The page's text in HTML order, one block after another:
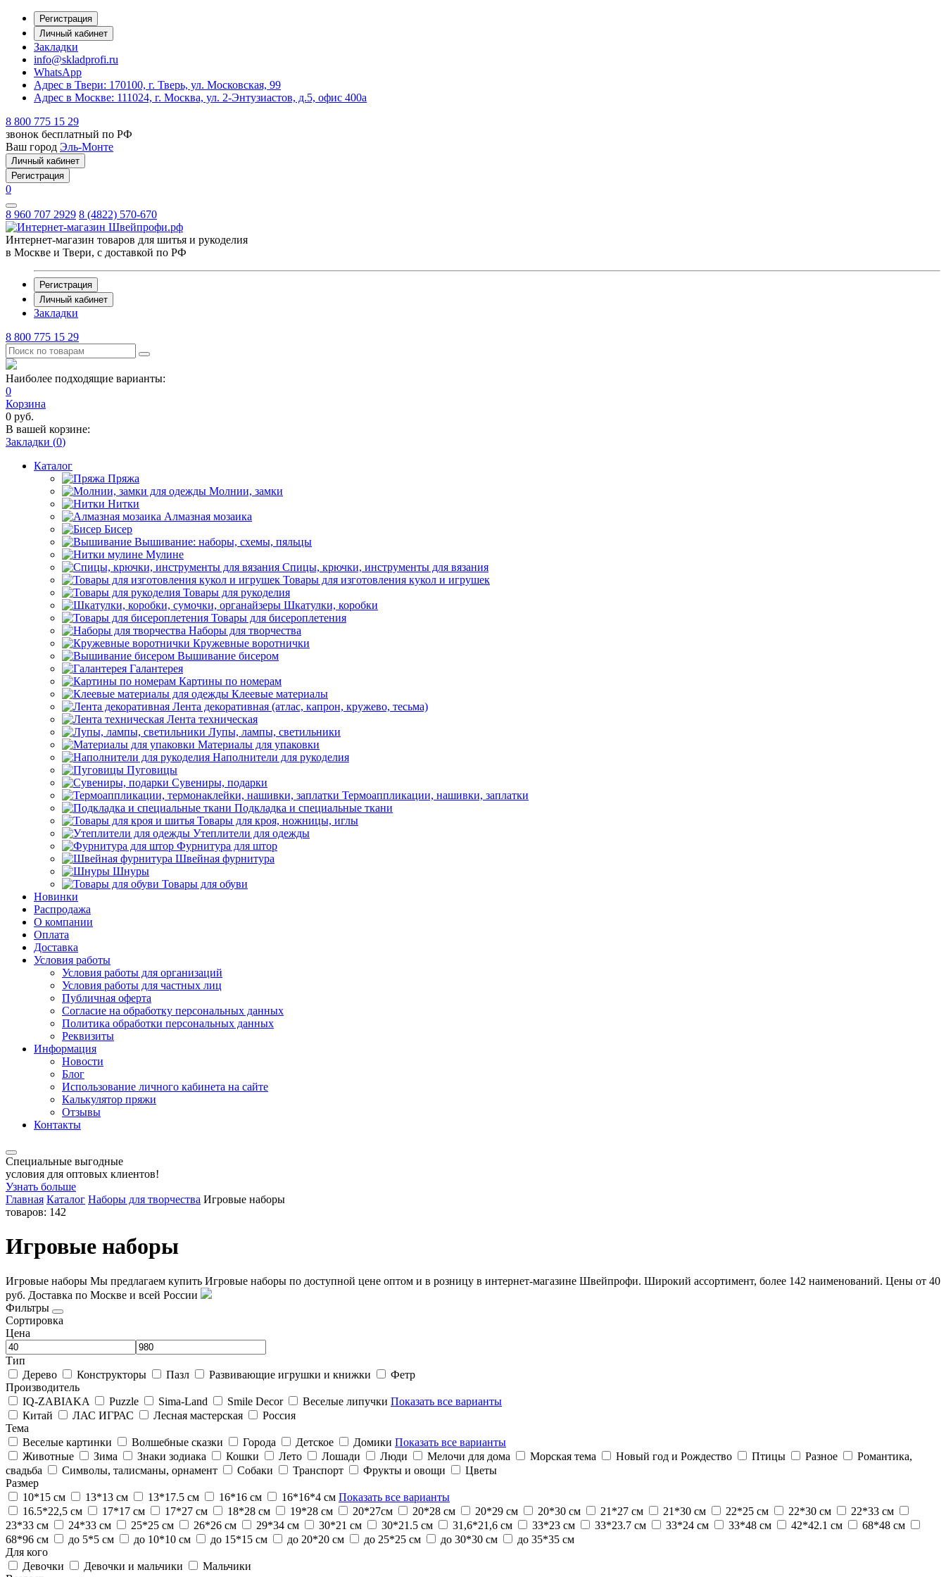
Регистрация
Личный кабинет
Закладки
info@skladprofi.ru
WhatsApp
Адрес в Твери: 170100, г. Тверь, ул. Московская, 99
Адрес в Москве: 111024, г. Москва, ул. 2-Энтузиастов, д.5, офис 400а
8 800 775 15 29
звонок бесплатный по РФ
Ваш город Эль-Монте
Личный кабинет
Регистрация
0
8 960 707 2929 8 (4822) 570-670
Интернет-магазин товаров для шитья и рукоделия
в Москве и Твери, с доставкой по РФ
Регистрация
Личный кабинет
Закладки
8 800 775 15 29
Наиболее подходящие варианты:
0
Корзина
0 руб.
В вашей корзине:
Закладки (0)
Каталог
Пряжа
Молнии, замки
Нитки
Алмазная мозаика
Бисер
Вышивание: наборы, схемы, пяльцы
Мулине
Спицы, крючки, инструменты для вязания
Товары для изготовления кукол и игрушек
Товары для рукоделия
Шкатулки, коробки
Товары для бисероплетения
Наборы для творчества
Кружевные воротнички
Вышивание бисером
Галантерея
Картины по номерам
Клеевые материалы
Лента декоративная (атлас, капрон, кружево, тесьма)
Лента техническая
Лупы, лампы, светильники
Материалы для упаковки
Наполнители для рукоделия
Пуговицы
Сувениры, подарки
Термоаппликации, нашивки, заплатки
Подкладка и специальные ткани
Товары для кроя, ножницы, иглы
Утеплители для одежды
Фурнитура для штор
Швейная фурнитура
Шнуры
Товары для обуви
Новинки
Распродажа
О компании
Оплата
Доставка
Условия работы
Условия работы для организаций
Условия работы для частных лиц
Публичная оферта
Согласие на обработку персональных данных
Политика обработки персональных данных
Реквизиты
Информация
Новости
Блог
Использование личного кабинета на сайте
Калькулятор пряжи
Отзывы
Контакты
Специальные выгодные
условия для оптовых клиентов!
Узнать больше
Главная Каталог Наборы для творчества Игровые наборы
товаров: 142
Игровые наборы
Игровые наборы Мы предлагаем купить Игровые наборы по доступной цене оптом и в розницу в интернет-магазине Швейпрофи. Широкий ассортимент, более 142 наименований. Цены от 40
руб. Доставка по Москве и всей России
Фильтры
Сортировка
Цена
Тип
Дерево
Конструкторы Пазл Развивающие игрушки и книжки
Фетр
Производитель
IQ-ZABIAKA
Puzzle Sima-Land Smile Decor Веселые липучки Показать все варианты
Китай
ЛАС ИГРАС Лесная мастерская
Россия
Тема
Веселые картинки
Волшебные сказки Города Детское Домики Показать все варианты
Животные
Зима Знаки зодиака Кошки Лето Лошади Люди Мелочи для дома Морская тема Новый год и Рождество Птицы Разное
Романтика,
свадьба
Символы, талисманы, орнамент Собаки Транспорт Фрукты и овощи
Цветы
Размер
10*15 см
13*13 см 13*17.5 см 16*16 см 16*16*4 см Показать все варианты
16.5*22,5 см
17*17 см 17*27 см 18*28 см 19*28 см 20*27см 20*28 см 20*29 см 20*30 см 21*27 см 21*30 см 22*25 см 22*30 см
22*33 см
23*33 см
24*33 см 25*25 см 26*26 см 29*34 см 30*21 см 30*21.5 см 31,6*21,6 см 33*23 см 33*23.7 см 33*24 см 33*48 см 42*42.1 см
68*48 см
68*96 см
до 5*5 см до 10*10 см до 15*15 см до 20*20 см до 25*25 см до 30*30 см
до 35*35 см
Для кого
Девочки
Девочки и мальчики
Мальчики